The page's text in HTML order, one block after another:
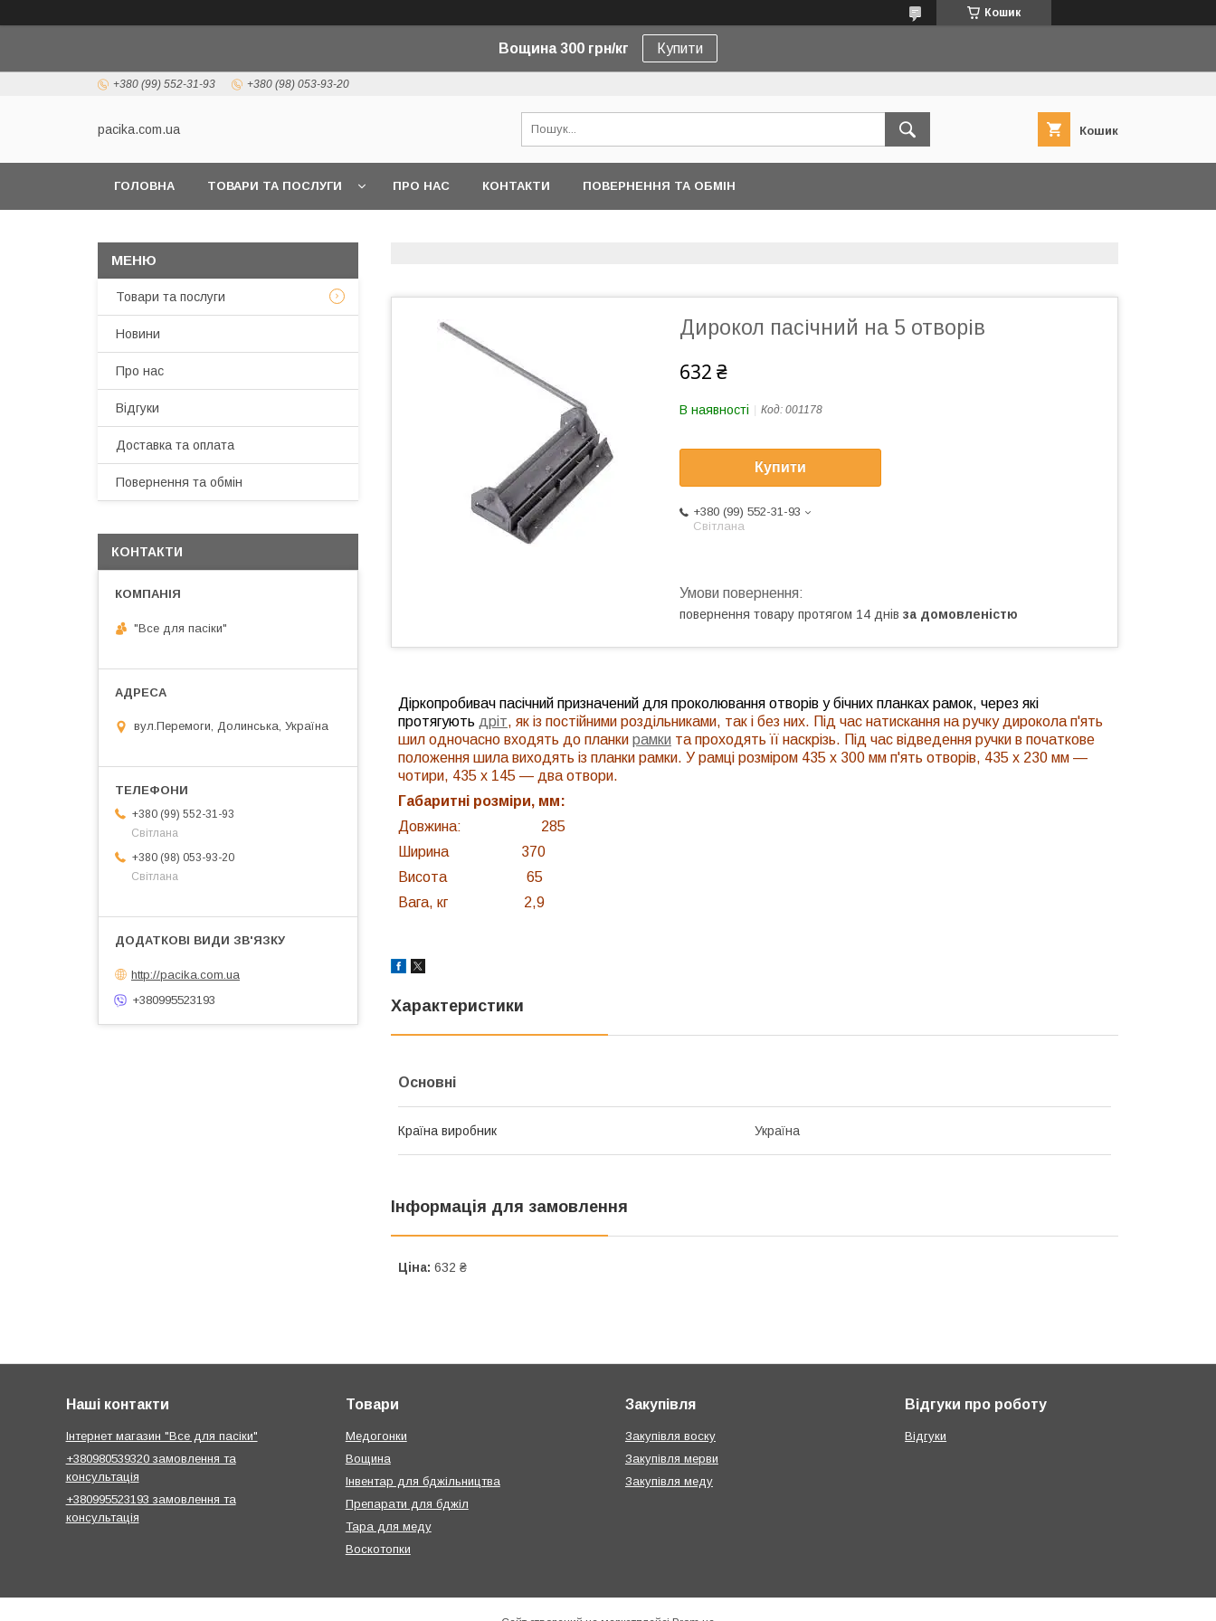
Кошик
Вощина 300 грн/кг Купити
+380 (99) 552-31-93 +380 (98) 053-93-20
pacika.com.ua Кошик
ГОЛОВНА ТОВАРИ ТА ПОСЛУГИ ПРО НАС КОНТАКТИ ПОВЕРНЕННЯ ТА ОБМІН
Дирокол пасічний на 5 отворів
632 ₴
В наявності Код: 001178
Купити
+380 (99) 552-31-93
Світлана
повернення товару протягом 14 днів за домовленістю
Діркопробивач пасічний призначений для проколювання отворів у бічних планках рамок, через які
протягують дріт, як із постійними роздільниками, так і без них. Під час натискання на ручку дирокола п'ять
шил одночасно входять до планки рамки та проходять її наскрізь. Під час відведення ручки в початкове
положення шила виходять із планки рамки. У рамці розміром 435 х 300 мм п'ять отворів, 435 х 230 мм —
чотири, 435 х 145 — два отвори.
Габаритні розміри, мм:
Довжина: 285
Ширина 370
Висота 65
Вага, кг 2,9
Характеристики
Основні
Країна виробник Україна
Інформація для замовлення
Ціна: 632 ₴
Товари та послуги
Новини
Про нас
Відгуки
Доставка та оплата
Повернення та обмін
КОНТАКТИ
"Все для пасіки"
вул.Перемоги, Долинська, Україна
+380 (99) 552-31-93
Світлана
+380 (98) 053-93-20
Світлана
http://pacika.com.ua
+380995523193
Наші контакти
Інтернет магазин "Все для пасіки"
+380980539320 замовлення та
консультація
+380995523193 замовлення та
консультація
Товари
Медогонки
Вощина
Інвентар для бджільництва
Препарати для бджіл
Тара для меду
Воскотопки
Закупівля
Закупівля воску
Закупівля мерви
Закупівля меду
Відгуки про роботу
Відгуки